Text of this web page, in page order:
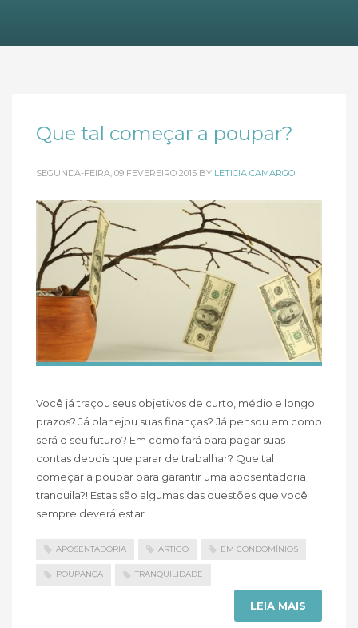
Que tal começar a poupar?
SEGUNDA-FEIRA, 09 FEVEREIRO 2015 BY LETICIA CAMARGO
Você já traçou seus objetivos de curto, médio e longo
prazos? Já planejou suas finanças? Já pensou em como
será o seu futuro? Em como fará para pagar suas
contas depois que parar de trabalhar? Que tal
começar a poupar para garantir uma aposentadoria
tranquila?! Estas são algumas das questões que você
sempre deverá estar
APOSENTADORIA ARTIGO EM CONDOMÍNIOS
POUPANÇA TRANQUILIDADE
LEIA MAIS